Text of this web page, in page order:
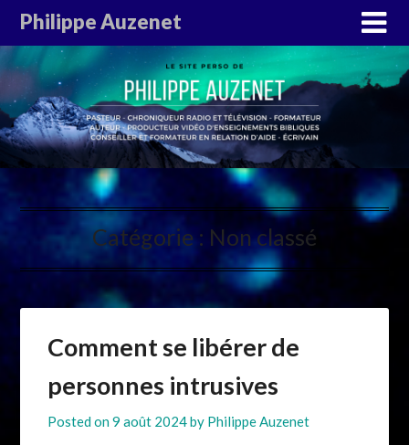
Philippe Auzenet
Catégorie : Non classé
Comment se libérer de
personnes intrusives
Posted on9 août 2024by Philippe Auzenet